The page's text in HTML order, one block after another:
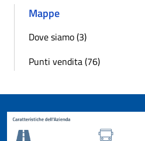
Mappe
Dove siamo (3)
Punti vendita (76)